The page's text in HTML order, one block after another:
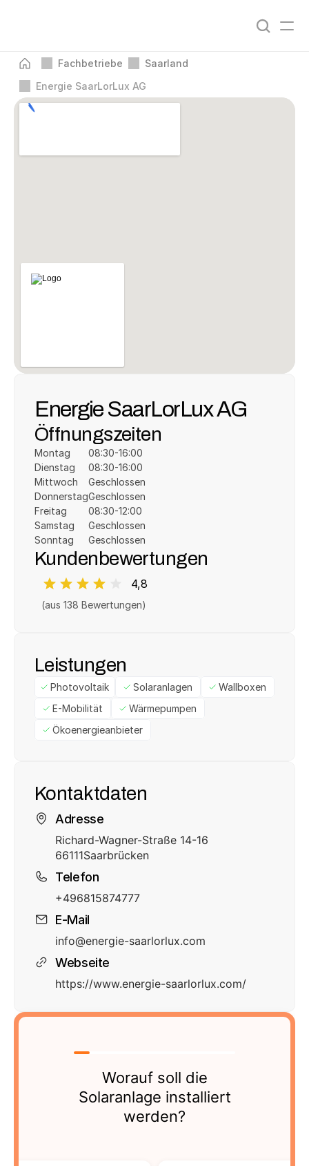
Fachbetriebe
Saarland
Energie SaarLorLux AG
Energie SaarLorLux AG
Öffnungszeiten
Montag
Dienstag
Mittwoch
Donnerstag
Freitag
Samstag
Sonntag
08:30-16:00
08:30-16:00
Geschlossen
Geschlossen
08:30-12:00
Geschlossen
Geschlossen
Kundenbewertungen
4,8
(aus 138 Bewertungen)
Leistungen
Photovoltaik Solaranlagen
Wallboxen
E-Mobilität
Wärmepumpen
Ökoenergieanbieter
Kontaktdaten
Adresse
Richard-Wagner-Straße 14-16
66111Saarbrücken
Telefon
+496815874777
E-Mail
info@energie-saarlorlux.com
Webseite
https://www.energie-saarlorlux.com/
Worauf soll die
Solaranlage installiert
werden?